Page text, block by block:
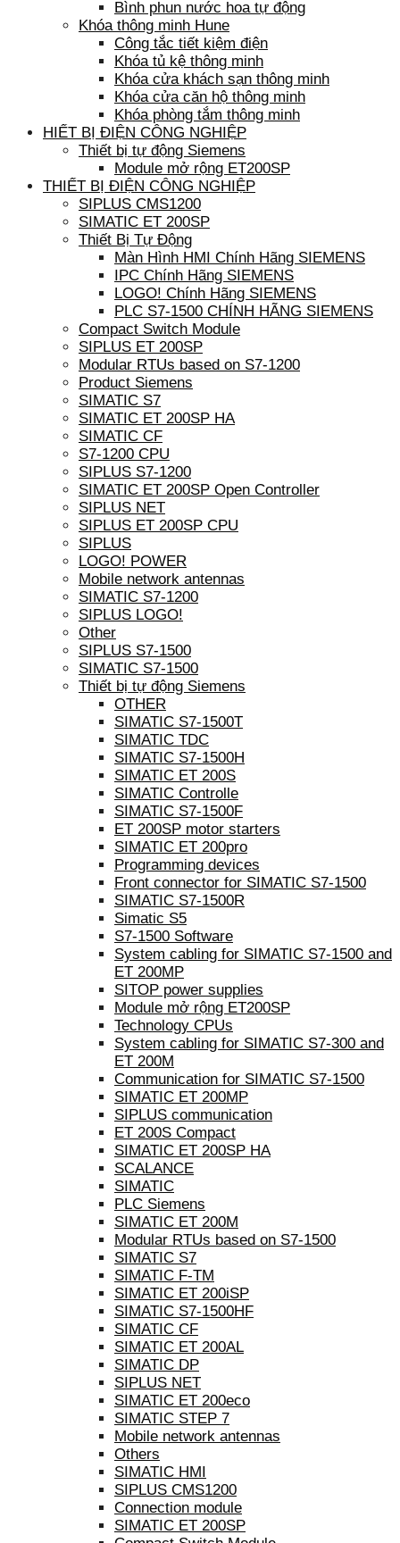
Bình phun nước hoa tự động
Khóa thông minh Hune
Công tắc tiết kiệm điện
Khóa tủ kệ thông minh
Khóa cửa khách sạn thông minh
Khóa cửa căn hộ thông minh
Khóa phòng tắm thông minh
HIẾT BỊ ĐIỆN CÔNG NGHIỆP
Thiết bị tự động Siemens
Module mở rộng ET200SP
THIẾT BỊ ĐIỆN CÔNG NGHIỆP
SIPLUS CMS1200
SIMATIC ET 200SP
Thiết Bị Tự Động
Màn Hình HMI Chính Hãng SIEMENS
IPC Chính Hãng SIEMENS
LOGO! Chính Hãng SIEMENS
PLC S7-1500 CHÍNH HÃNG SIEMENS
Compact Switch Module
SIPLUS ET 200SP
Modular RTUs based on S7-1200
Product Siemens
SIMATIC S7
SIMATIC ET 200SP HA
SIMATIC CF
S7-1200 CPU
SIPLUS S7-1200
SIMATIC ET 200SP Open Controller
SIPLUS NET
SIPLUS ET 200SP CPU
SIPLUS
LOGO! POWER
Mobile network antennas
SIMATIC S7-1200
SIPLUS LOGO!
Other
SIPLUS S7-1500
SIMATIC S7-1500
Thiết bị tự động Siemens
OTHER
SIMATIC S7-1500T
SIMATIC TDC
SIMATIC S7-1500H
SIMATIC ET 200S
SIMATIC Controlle
SIMATIC S7-1500F
ET 200SP motor starters
SIMATIC ET 200pro
Programming devices
Front connector for SIMATIC S7-1500
SIMATIC S7-1500R
Simatic S5
S7-1500 Software
System cabling for SIMATIC S7-1500 and
ET 200MP
SITOP power supplies
Module mở rộng ET200SP
Technology CPUs
System cabling for SIMATIC S7-300 and
ET 200M
Communication for SIMATIC S7-1500
SIMATIC ET 200MP
SIPLUS communication
ET 200S Compact
SIMATIC ET 200SP HA
SCALANCE
SIMATIC
PLC Siemens
SIMATIC ET 200M
Modular RTUs based on S7-1500
SIMATIC S7
SIMATIC F-TM
SIMATIC ET 200iSP
SIMATIC S7-1500HF
SIMATIC CF
SIMATIC ET 200AL
SIMATIC DP
SIPLUS NET
SIMATIC ET 200eco
SIMATIC STEP 7
Mobile network antennas
Others
SIMATIC HMI
SIPLUS CMS1200
Connection module
SIMATIC ET 200SP